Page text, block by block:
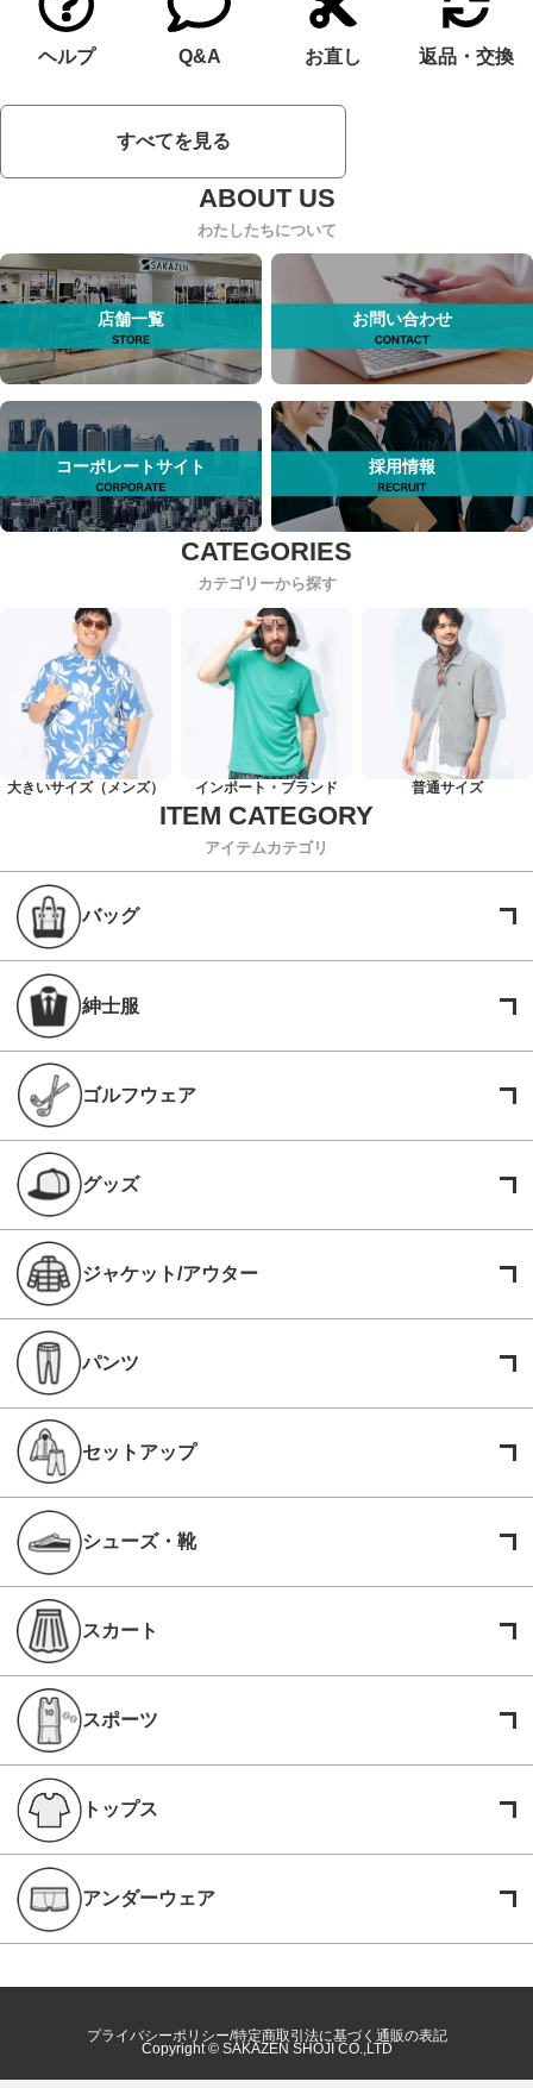
ヘルプ Q&A お直し 返品・交換
すべてを見る
わたしたちについて
店舗一覧 お問い合わせ
コーポレートサイト 採用情報
カテゴリーから探す
大きいサイズ（メンズ） インポート・ブランド 普通サイズ
アイテムカテゴリ
バッグ
紳士服
ゴルフウェア
グッズ
ジャケット/アウター
パンツ
セットアップ
シューズ・靴
スカート
スポーツ
トップス
アンダーウェア
プライバシーポリシー 特定商取引法に基づく通販の表記
Copyright © SAKAZEN SHOJI CO.,LTD